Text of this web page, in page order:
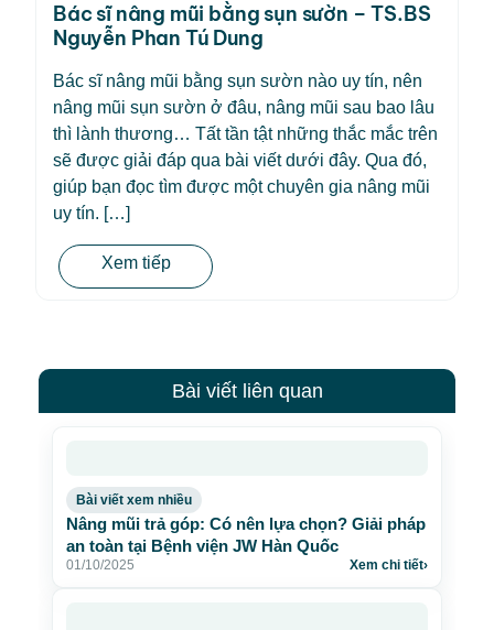
Bác sĩ nâng mũi bằng sụn sườn – TS.BS
Nguyễn Phan Tú Dung
Bác sĩ nâng mũi bằng sụn sườn nào uy tín, nên
nâng mũi sụn sườn ở đâu, nâng mũi sau bao lâu
thì lành thương… Tất tần tật những thắc mắc trên
sẽ được giải đáp qua bài viết dưới đây. Qua đó,
giúp bạn đọc tìm được một chuyên gia nâng mũi
uy tín. […]
Xem tiếp
Bài viết liên quan
Bài viết xem nhiều
Nâng mũi trả góp: Có nên lựa chọn? Giải pháp
an toàn tại Bệnh viện JW Hàn Quốc
01/10/2025 Xem chi tiết›